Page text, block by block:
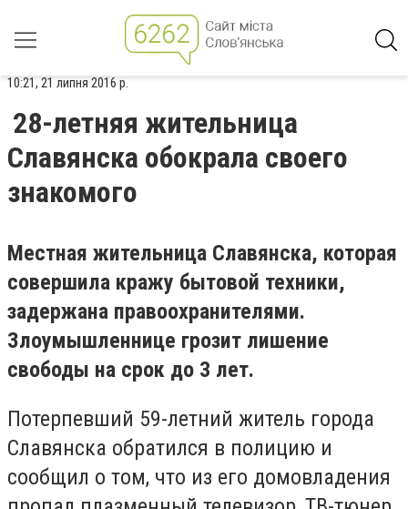
10:21, 21 липня 2016 р.
28-летняя жительница
Славянска обокрала своего
знакомого
Местная жительница Славянска, которая
совершила кражу бытовой техники,
задержана правоохранителями.
Злоумышленнице грозит лишение
свободы на срок до 3 лет.
Потерпевший 59-летний житель города
Славянска обратился в полицию и
сообщил о том, что из его домовладения